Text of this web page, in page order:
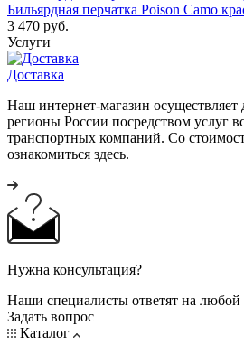
Бильярдная перчатка Poison Camo
3 470 руб.
Услуги
Доставка
Наш интернет-магазин осуществляет
регионы России посредством услуг
транспортных компаний. Со
ознакомиться здесь.
Нужна консультация?
Наши специалисты ответят на
Задать вопрос
Каталог